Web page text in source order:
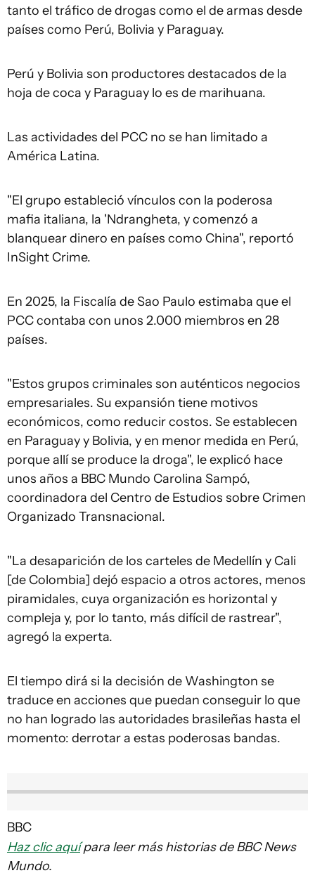
tanto el tráfico de drogas como el de armas desde
países como Perú, Bolivia y Paraguay.
Perú y Bolivia son productores destacados de la
hoja de coca y Paraguay lo es de marihuana.
Las actividades del PCC no se han limitado a
América Latina.
"El grupo estableció vínculos con la poderosa
mafia italiana, la 'Ndrangheta, y comenzó a
blanquear dinero en países como China", reportó
InSight Crime.
En 2025, la Fiscalía de Sao Paulo estimaba que el
PCC contaba con unos 2.000 miembros en 28
países.
"Estos grupos criminales son auténticos negocios
empresariales. Su expansión tiene motivos
económicos, como reducir costos. Se establecen
en Paraguay y Bolivia, y en menor medida en Perú,
porque allí se produce la droga", le explicó hace
unos años a BBC Mundo Carolina Sampó,
coordinadora del Centro de Estudios sobre Crimen
Organizado Transnacional.
"La desaparición de los carteles de Medellín y Cali
[de Colombia] dejó espacio a otros actores, menos
piramidales, cuya organización es horizontal y
compleja y, por lo tanto, más difícil de rastrear",
agregó la experta.
El tiempo dirá si la decisión de Washington se
traduce en acciones que puedan conseguir lo que
no han logrado las autoridades brasileñas hasta el
momento: derrotar a estas poderosas bandas.
BBC
Haz clic aquípara leer más historias de BBC News
Mundo.